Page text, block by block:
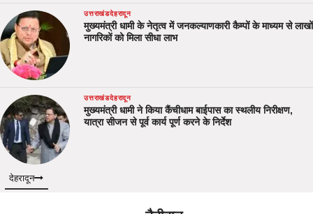
उत्तराखंडदेहरादून
मुख्यमंत्री धामी के नेतृत्व में जनकल्याणकारी कैम्पों के माध्यम से लाखों
नागरिकों को मिला सीधा लाभ
उत्तराखंडदेहरादून
मुख्यमंत्री धामी ने किया कैंचीधाम बाईपास का स्थलीय निरीक्षण,
यात्रा सीजन से पूर्व कार्य पूर्ण करने के निर्देश
देहरादून